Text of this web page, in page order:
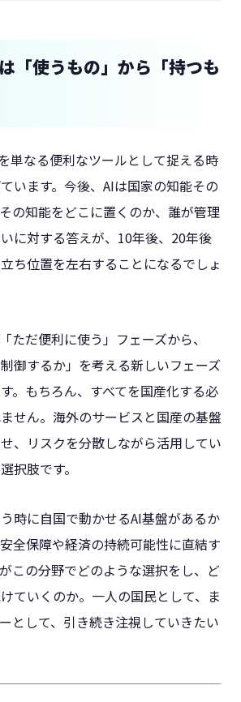
「使うもの」から「持つも
単なる便利なツールとして捉える時
います。今後、AIは国家の知能その
の知能をどこに置くのか、誰が管理
に対する答えが、10年後、20年後
ち位置を左右することになるでしょ
ただ便利に使う」フェーズから、
制御するか」を考える新しいフェーズ
。もちろん、すべてを国産化する必
せん。海外のサービスと国産の基盤
、リスクを分散しながら活用してい
択肢です。
時に自国で動かせるAI基盤があるか
全保障や経済の持続可能性に直結す
この分野でどのような選択をし、ど
ていくのか。一人の国民として、ま
として、引き続き注視していきたい